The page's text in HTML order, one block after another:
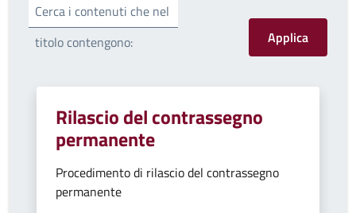
Cerca i contenuti che nel
titolo contengono:
Rilascio del contrassegno
permanente
Procedimento di rilascio del contrassegno
permanente